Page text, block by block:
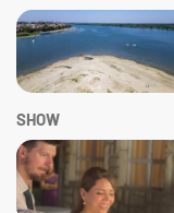
SHOW